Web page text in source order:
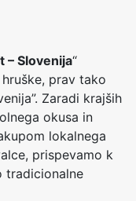
– Slovenija“
prav tako
Zaradi krajših
okusa in
lokalnega
prispevamo k
tradicionalne